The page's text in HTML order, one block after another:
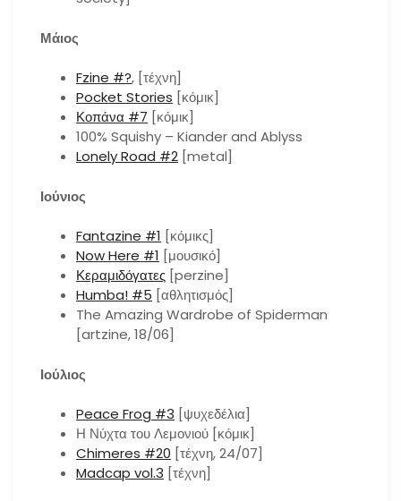
Μάιος
Fzine #?, [τέχνη]
Pocket Stories [κόμικ]
Κοπάνα #7 [κόμικ]
100% Squishy – Kiander and Ablyss
Lonely Road #2 [metal]
Ιούνιος
Fantazine #1 [κόμικς]
Now Here #1 [μουσικό]
Κεραμιδόγατες [perzine]
Humba! #5 [αθλητισμός]
The Amazing Wardrobe of Spiderman
[artzine, 18/06]
Ιούλιος
Peace Frog #3 [ψυχεδέλια]
Η Νύχτα του Λεμονιού [κόμικ]
Chimeres #20 [τέχνη, 24/07]
Madcap vol.3 [τέχνη]